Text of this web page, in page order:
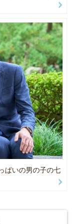
けすることのない
要な場合がござい
いたします。
をお願いいたしま
でご用意お願いい
ぱいの男の子の七